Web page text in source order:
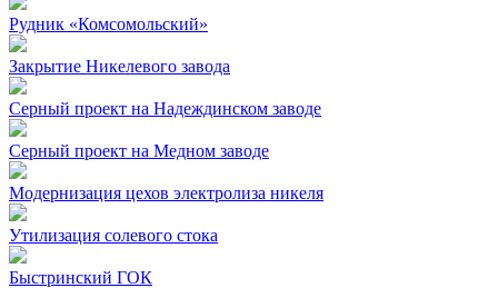
Рудник «Комсомольский»
Закрытие Никелевого завода
Серный проект на Надеждинском заводе
Серный проект на Медном заводе
Модернизация цехов электролиза никеля
Утилизация солевого стока
Быстринский ГОК